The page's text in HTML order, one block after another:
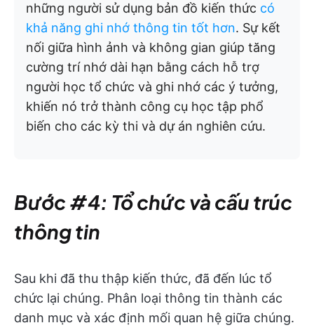
những người sử dụng bản đồ kiến thức có
khả năng ghi nhớ thông tin tốt hơn. Sự kết
nối giữa hình ảnh và không gian giúp tăng
cường trí nhớ dài hạn bằng cách hỗ trợ
người học tổ chức và ghi nhớ các ý tưởng,
khiến nó trở thành công cụ học tập phổ
biến cho các kỳ thi và dự án nghiên cứu.
Bước #4: Tổ chức và cấu trúc
thông tin
Sau khi đã thu thập kiến thức, đã đến lúc tổ
chức lại chúng. Phân loại thông tin thành các
danh mục và xác định mối quan hệ giữa chúng.